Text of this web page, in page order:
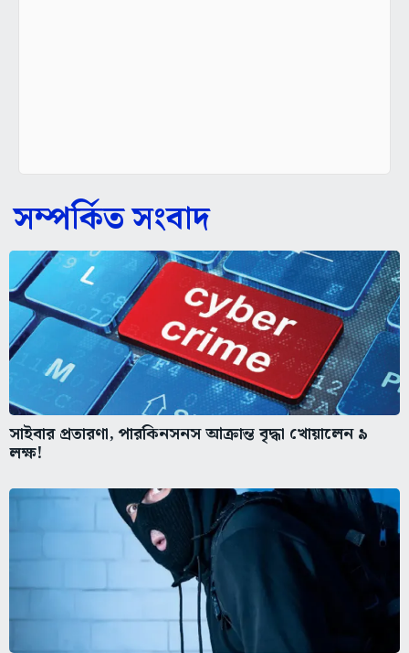
সম্পর্কিত সংবাদ
সাইবার প্রতারণা, পারকিনসনস আক্রান্ত বৃদ্ধা খোয়ালেন ৯
লক্ষ!